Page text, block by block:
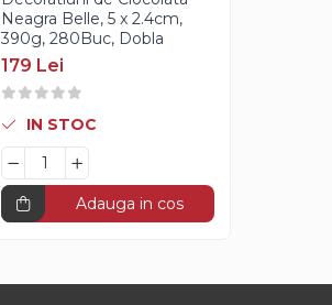
Neagra Belle, 5 x 2.4cm,
390g, 280Buc, Dobla
179 Lei
IN STOC
Adauga in cos